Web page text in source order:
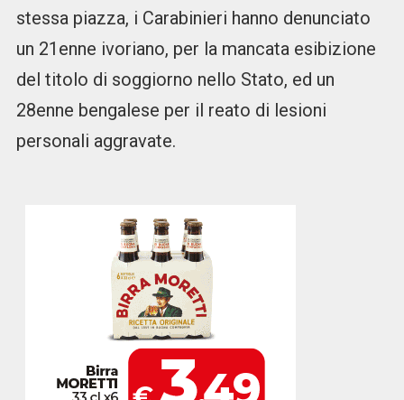
stessa piazza, i Carabinieri hanno denunciato
un 21enne ivoriano, per la mancata esibizione
del titolo di soggiorno nello Stato, ed un
28enne bengalese per il reato di lesioni
personali aggravate.